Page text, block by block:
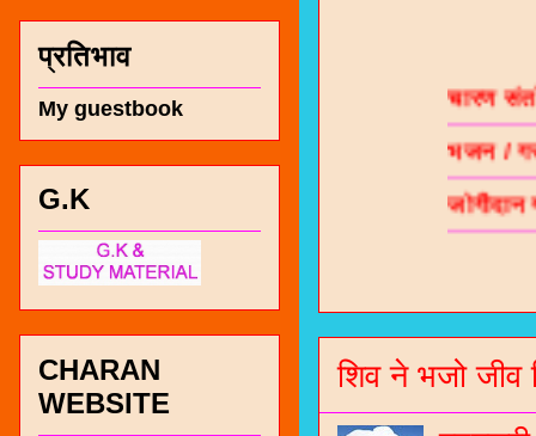
भजन /
जनरल
शिव ने भजो जीव
प्रतिभाव
My guestbook
G.K
CHARAN
WEBSITE